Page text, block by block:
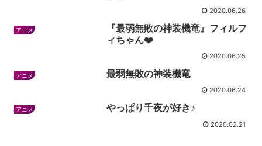
2020.06.26
アニメ
『最弱無敗の神装機竜』フィルフ
ィちゃん❤️
2020.06.25
アニメ 最弱無敗の神装機竜
2020.06.24
アニメ やっぱり千夜が好き♪
2020.02.21